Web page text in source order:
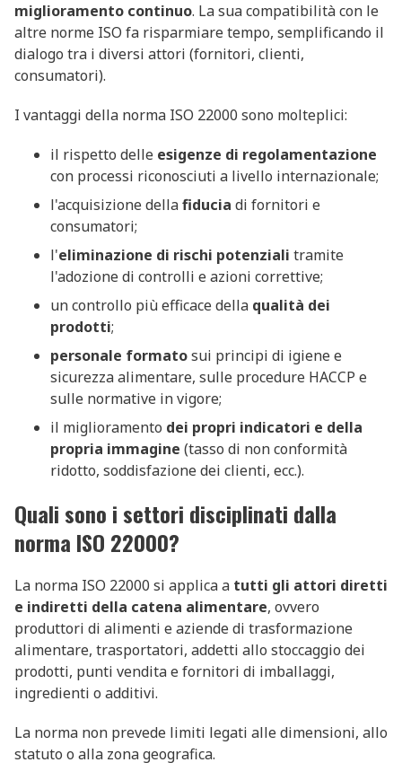
miglioramento continuo. La sua compatibilità con le
altre norme ISO fa risparmiare tempo, semplificando il
dialogo tra i diversi attori (fornitori, clienti,
consumatori).
I vantaggi della norma ISO 22000 sono molteplici:
il rispetto delle esigenze di regolamentazione
con processi riconosciuti a livello internazionale;
l'acquisizione dellafiducia di fornitori e
consumatori;
l'eliminazione di rischi potenziali tramite
l'adozione di controlli e azioni correttive;
un controllo più efficace della qualità dei
prodotti;
personale formatosui principi di igiene e
sicurezza alimentare, sulle procedure HACCP e
sulle normative in vigore;
il miglioramento dei propri indicatori e della
propria immagine (tasso di non conformità
ridotto, soddisfazione dei clienti, ecc.).
Quali sono i settori disciplinati dalla
norma ISO 22000?
La norma ISO 22000 si applica a tutti gli attori diretti
e indiretti della catena alimentare, ovvero
produttori di alimenti e aziende di trasformazione
alimentare, trasportatori, addetti allo stoccaggio dei
prodotti, punti vendita e fornitori di imballaggi,
ingredienti o additivi.
La norma non prevede limiti legati alle dimensioni, allo
statuto o alla zona geografica.